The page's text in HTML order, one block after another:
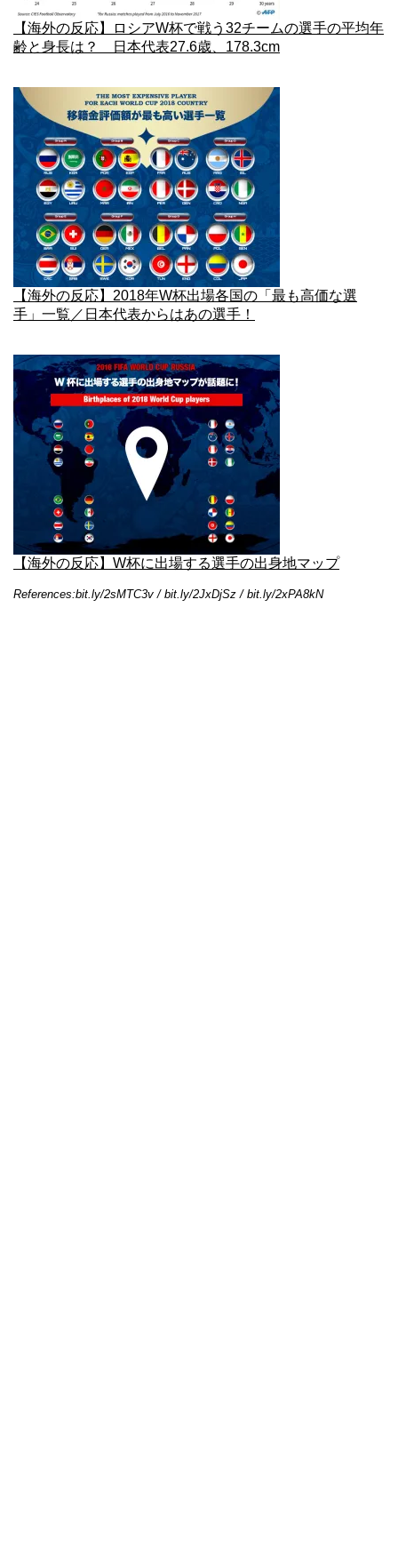
【海外の反応】ロシアW杯で戦う32チームの選手の平均年
齢と身長は？ 日本代表27.6歳、178.3cm
【海外の反応】2018年W杯出場各国の「最も高価な選
手」一覧／日本代表からはあの選手！
【海外の反応】W杯に出場する選手の出身地マップ
References:bit.ly/2sMTC3v / bit.ly/2JxDjSz / bit.ly/2xPA8kN